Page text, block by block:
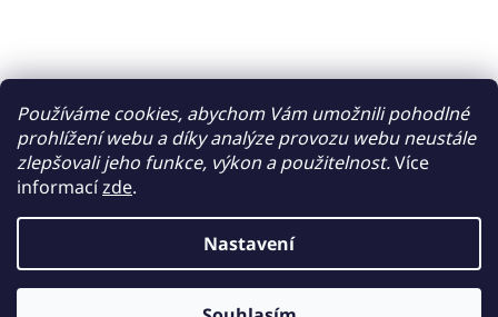
Používáme cookies, abychom Vám umožnili pohodlné
prohlížení webu a díky analýze provozu webu neustále
zlepšovali jeho funkce, výkon a použitelnost.Více
informacízde.
Nastavení